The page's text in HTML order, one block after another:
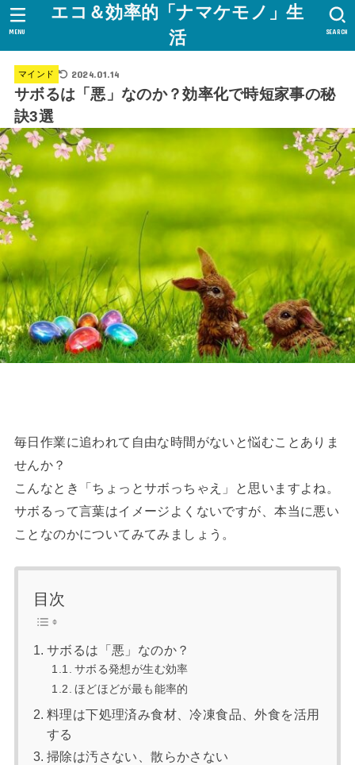
エコ＆効率的「ナマケモノ」生
活
SEARCH
MENU
マインド 2024.01.14
サボるは「悪」なのか？効率化で時短家事の秘
訣3選
毎日作業に追われて自由な時間がないと悩むことありま
せんか？
こんなとき「ちょっとサボっちゃえ」と思いますよね。
サボるって言葉はイメージよくないですが、本当に悪い
ことなのかについてみてみましょう。
目次
サボるは「悪」なのか？
サボる発想が生む効率
ほどほどが最も能率的
料理は下処理済み食材、冷凍食品、外食を活用
する
掃除は汚さない、散らかさない